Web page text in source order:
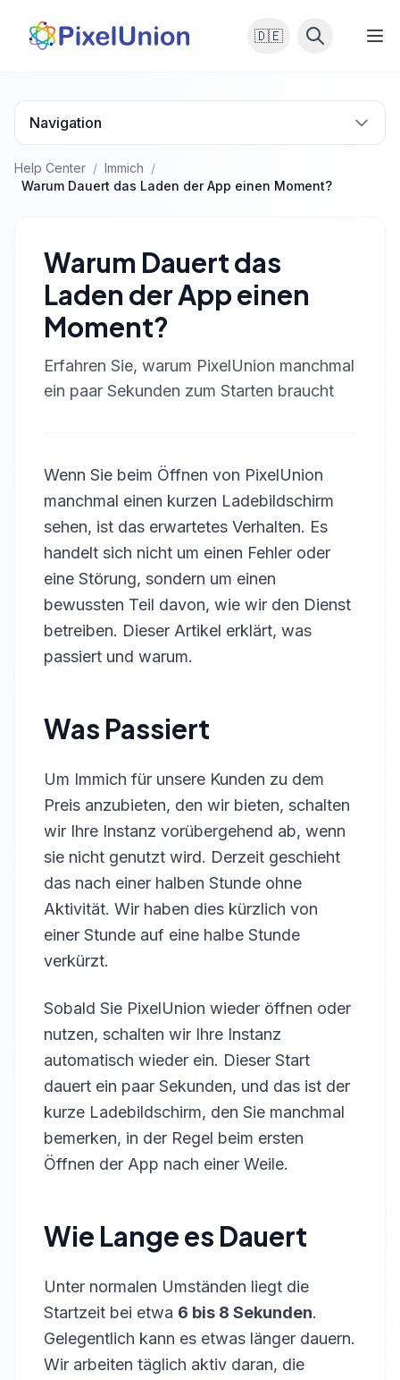
🇩🇪
Navigation
Help Center / Immich /
Warum Dauert das Laden der App einen Moment?
Warum Dauert das
Laden der App einen
Moment?
Erfahren Sie, warum PixelUnion manchmal
ein paar Sekunden zum Starten braucht
Wenn Sie beim Öffnen von PixelUnion
manchmal einen kurzen Ladebildschirm
sehen, ist das erwartetes Verhalten. Es
handelt sich nicht um einen Fehler oder
eine Störung, sondern um einen
bewussten Teil davon, wie wir den Dienst
betreiben. Dieser Artikel erklärt, was
passiert und warum.
Was Passiert
Um Immich für unsere Kunden zu dem
Preis anzubieten, den wir bieten, schalten
wir Ihre Instanz vorübergehend ab, wenn
sie nicht genutzt wird. Derzeit geschieht
das nach einer halben Stunde ohne
Aktivität. Wir haben dies kürzlich von
einer Stunde auf eine halbe Stunde
verkürzt.
Sobald Sie PixelUnion wieder öffnen oder
nutzen, schalten wir Ihre Instanz
automatisch wieder ein. Dieser Start
dauert ein paar Sekunden, und das ist der
kurze Ladebildschirm, den Sie manchmal
bemerken, in der Regel beim ersten
Öffnen der App nach einer Weile.
Wie Lange es Dauert
Unter normalen Umständen liegt die
Startzeit bei etwa 6 bis 8 Sekunden.
Gelegentlich kann es etwas länger dauern.
Wir arbeiten täglich aktiv daran, die